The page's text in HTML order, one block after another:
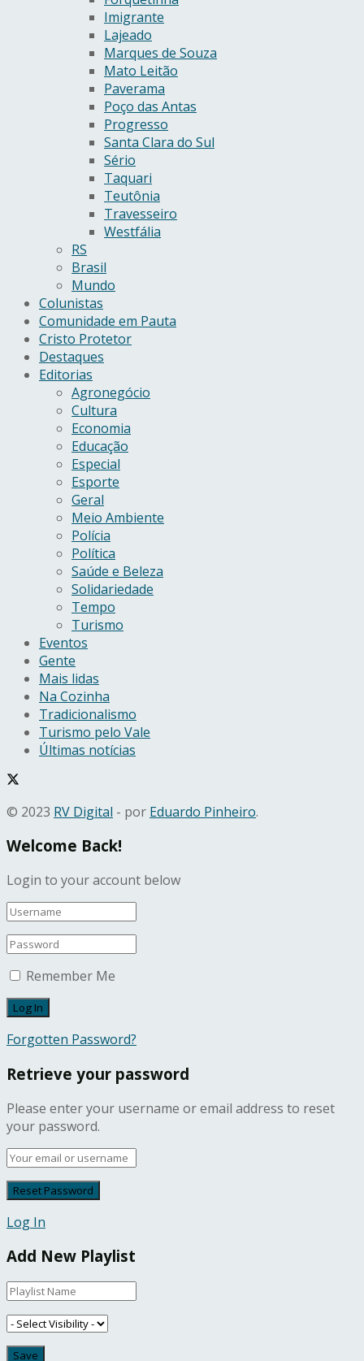
Imigrante
Lajeado
Marques de Souza
Mato Leitão
Paverama
Poço das Antas
Progresso
Santa Clara do Sul
Sério
Taquari
Teutônia
Travesseiro
Westfália
RS
Brasil
Mundo
Colunistas
Comunidade em Pauta
Cristo Protetor
Destaques
Editorias
Agronegócio
Cultura
Economia
Educação
Especial
Esporte
Geral
Meio Ambiente
Polícia
Política
Saúde e Beleza
Solidariedade
Tempo
Turismo
Eventos
Gente
Mais lidas
Na Cozinha
Tradicionalismo
Turismo pelo Vale
Últimas notícias
© 2023 RV Digital - por Eduardo Pinheiro.
Welcome Back!
Login to your account below
Remember Me
Forgotten Password?
Retrieve your password
Please enter your username or email address to reset
your password.
Log In
Add New Playlist